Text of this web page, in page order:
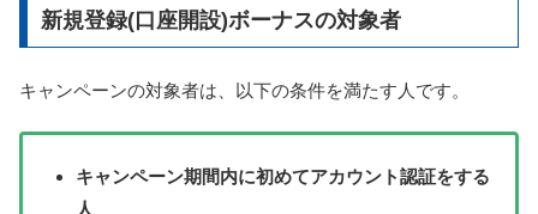
新規登録(口座開設)ボーナスの対象者
キャンペーンの対象者は、以下の条件を満たす人です。
キャンペーン期間内に初めてアカウント認証をする
人